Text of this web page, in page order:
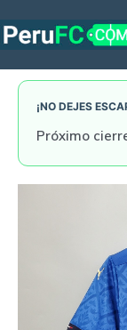
to
¡NO DEJES
Próximo